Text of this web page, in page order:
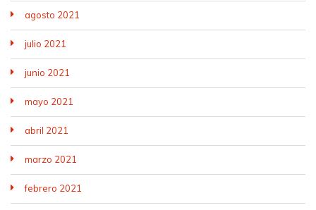
agosto 2021
julio 2021
junio 2021
mayo 2021
abril 2021
marzo 2021
febrero 2021